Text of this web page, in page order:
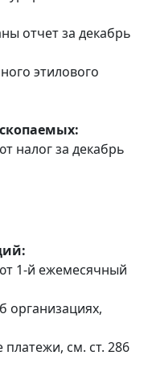
отчет за декабрь
этилового
налог за декабрь
1-й ежемесячный
организациях,
см. ст. 286